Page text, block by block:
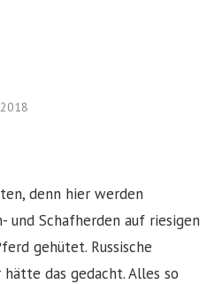
denn hier werden
und Schafherden auf riesigen
gehütet. Russische
das gedacht. Alles so